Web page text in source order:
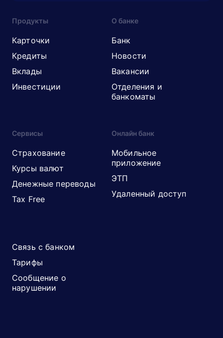
Продукты
Карточки
Кредиты
Вклады
Инвестиции
О банке
Банк
Новости
Вакансии
Отделения и
банкоматы
Сервисы
Страхование
Курсы валют
Денежные переводы
Tax Free
Онлайн банк
Мобильное
приложение
ЭТП
Удаленный доступ
Связь с банком
Тарифы
Сообщение о
нарушении